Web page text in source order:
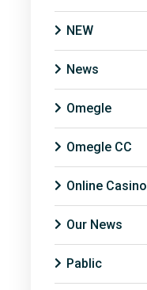
NEW
News
Omegle
Omegle CC
Online Casino
Our News
Pablic